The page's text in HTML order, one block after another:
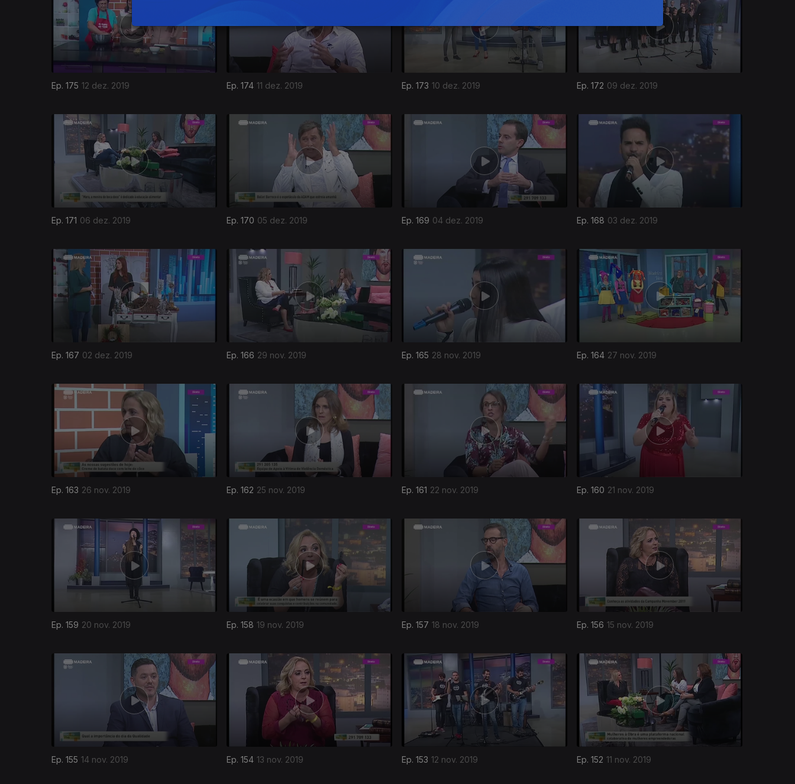
Ep. 175 12 dez. 2019 Ep. 174 11 dez. 2019 Ep. 173 10 dez. 2019 Ep. 172 09 dez. 2019
Ep. 171 06 dez. 2019 Ep. 170 05 dez. 2019 Ep. 169 04 dez. 2019 Ep. 168 03 dez. 2019
Ep. 167 02 dez. 2019 Ep. 166 29 nov. 2019 Ep. 165 28 nov. 2019 Ep. 164 27 nov. 2019
441337
Ep. 163 26 nov. 2019 Ep. 162 25 nov. 2019 Ep. 161 22 nov. 2019 Ep. 160 21 nov. 2019
Ep. 159 20 nov. 2019 Ep. 158 19 nov. 2019 Ep. 157 18 nov. 2019 Ep. 156 15 nov. 2019
Ep. 155 14 nov. 2019 Ep. 154 13 nov. 2019 Ep. 153 12 nov. 2019 Ep. 152 11 nov. 2019
438298